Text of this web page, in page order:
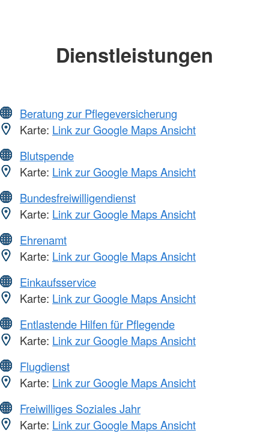
Dienstleistungen
Beratung zur Pflegeversicherung
Karte: Link zur Google Maps Ansicht
Blutspende
Karte: Link zur Google Maps Ansicht
Bundesfreiwilligendienst
Karte: Link zur Google Maps Ansicht
Ehrenamt
Karte: Link zur Google Maps Ansicht
Einkaufsservice
Karte: Link zur Google Maps Ansicht
Entlastende Hilfen für Pflegende
Karte: Link zur Google Maps Ansicht
Flugdienst
Karte: Link zur Google Maps Ansicht
Freiwilliges Soziales Jahr
Karte: Link zur Google Maps Ansicht